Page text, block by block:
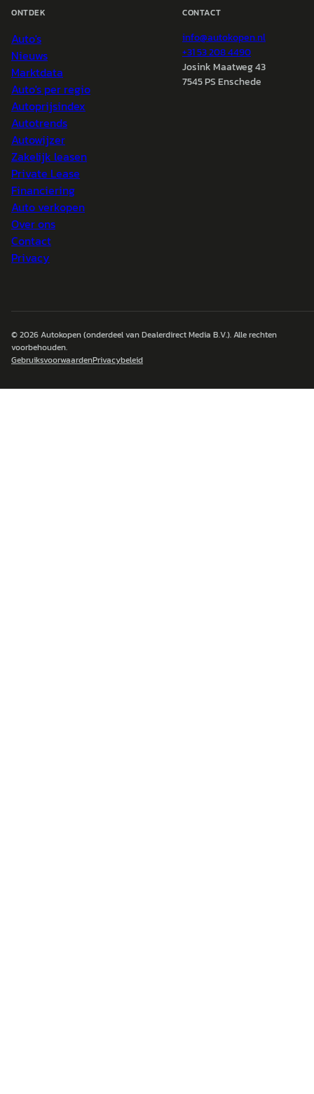
ONTDEK
Auto's
Nieuws
Marktdata
Auto's per regio
Autoprijsindex
Autotrends
Autowijzer
Zakelijk leasen
Private Lease
Financiering
Auto verkopen
Over ons
Contact
Privacy
CONTACT
info@autokopen.nl
+31 53 208 4490
Josink Maatweg 43
7545 PS Enschede
© 2026Autokopen(onderdeel van Dealerdirect Media B.V.). Alle rechten
voorbehouden.
GebruiksvoorwaardenPrivacybeleid